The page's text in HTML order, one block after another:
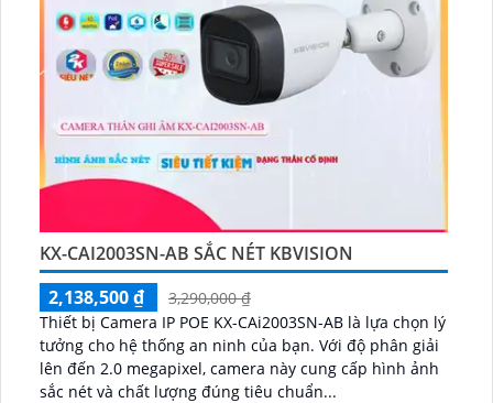
KX-CAI2003SN-AB SẮC NÉT KBVISION
2,138,500 ₫
3,290,000 ₫
Thiết bị Camera IP POE KX-CAi2003SN-AB là lựa chọn lý
tưởng cho hệ thống an ninh của bạn. Với độ phân giải
lên đến 2.0 megapixel, camera này cung cấp hình ảnh
sắc nét và chất lượng đúng tiêu chuẩn...